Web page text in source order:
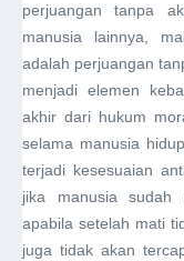
perjuangan tanpa
manusia lainnya,
adalah perjuangan
menjadi elemen
akhir dari hukum
selama manusia
terjadi kesesuaian
jika manusia sudah
apabila setelah mati
juga tidak akan